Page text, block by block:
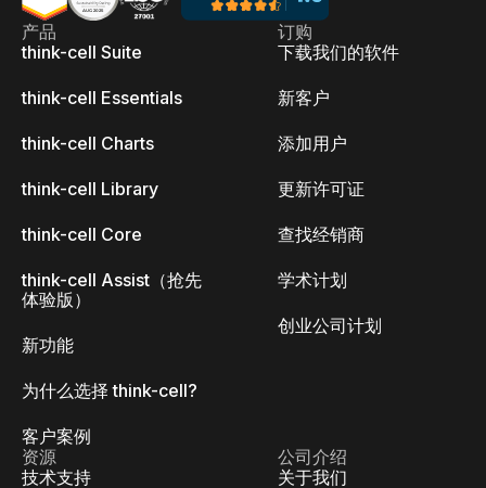
产品
think-cell Suite
think-cell Essentials
think-cell Charts
think-cell Library
think-cell Core
think-cell Assist（抢先
体验版）
新功能
为什么选择 think-cell?
客户案例
订购
下载我们的软件
新客户
添加用户
更新许可证
查找经销商
学术计划
创业公司计划
资源
技术支持
公司介绍
关于我们